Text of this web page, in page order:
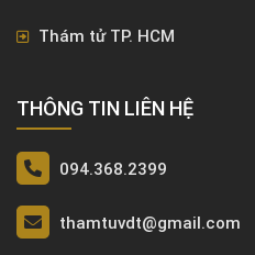
Thám tử TP. HCM
THÔNG TIN LIÊN HỆ
094.368.2399
thamtuvdt@gmail.com